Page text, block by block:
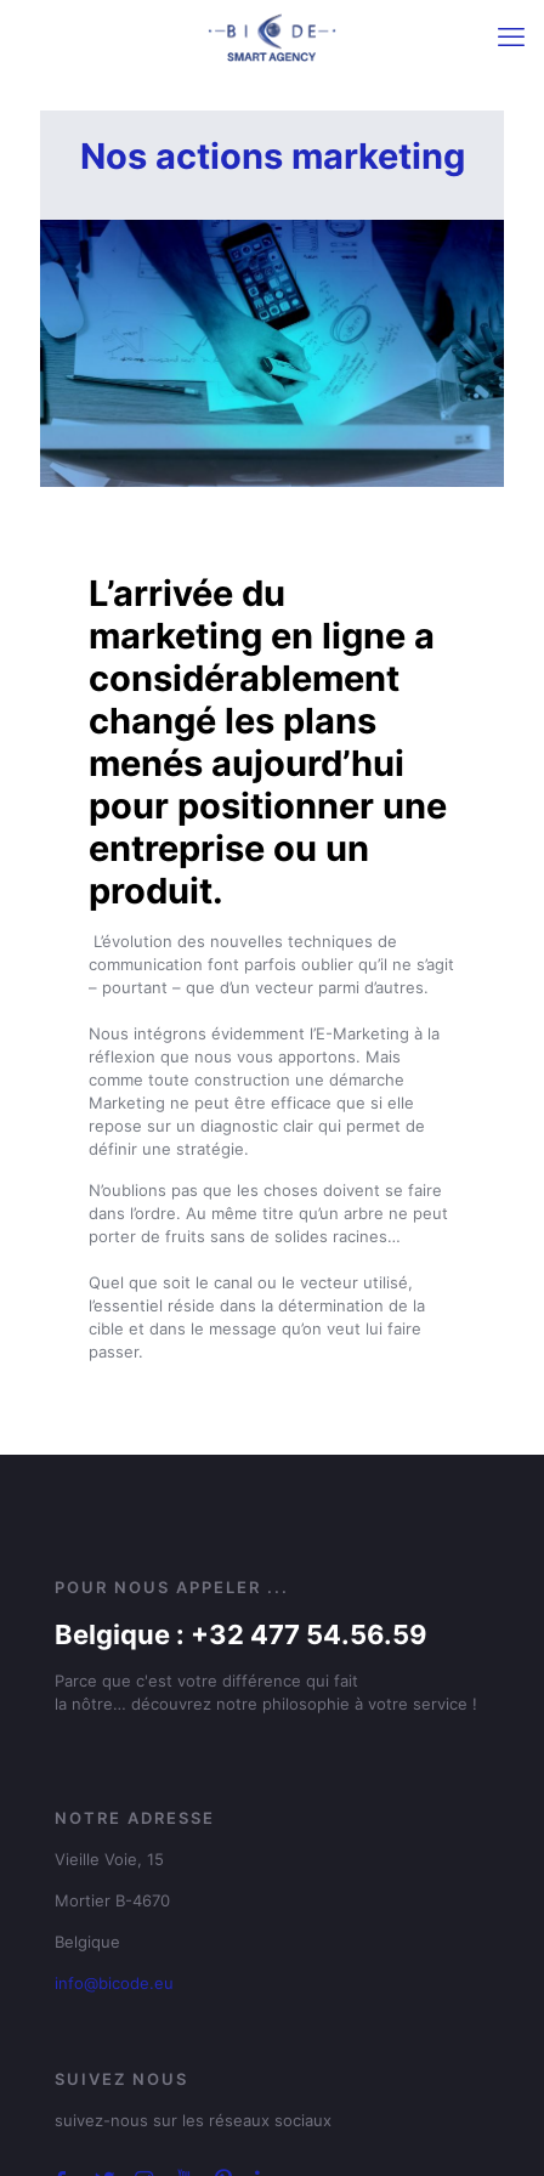
Nos actions marketing
L’arrivée du
marketing en ligne a
considérablement
changé les plans
menés aujourd’hui
pour positionner une
entreprise ou un
produit.
L’évolution des nouvelles techniques de
communication font parfois oublier qu’il ne s’agit
– pourtant – que d’un vecteur parmi d’autres.
Nous intégrons évidemment l’E-Marketing à la
réflexion que nous vous apportons. Mais
comme toute construction une démarche
Marketing ne peut être efficace que si elle
repose sur un diagnostic clair qui permet de
définir une stratégie.
N’oublions pas que les choses doivent se faire
dans l’ordre. Au même titre qu’un arbre ne peut
porter de fruits sans de solides racines…
Quel que soit le canal ou le vecteur utilisé,
l’essentiel réside dans la détermination de la
cible et dans le message qu’on veut lui faire
passer.
POUR NOUS APPELER ...
Belgique : +32 477 54.56.59
Parce que c'est votre différence qui fait
la nôtre… découvrez notre philosophie à votre service !
NOTRE ADRESSE
Vieille Voie, 15
Mortier B-4670
Belgique
info@bicode.eu
SUIVEZ NOUS
suivez-nous sur les réseaux sociaux